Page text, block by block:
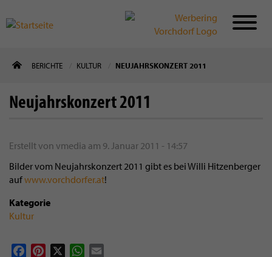
zum
BERICHTE KULTUR NEUJAHRSKONZERT 2011
Neujahrskonzert 2011
Erstellt von vmedia am 9. Januar 2011 - 14:57
Bilder vom Neujahrskonzert 2011 gibt es bei Willi Hitzenberger
aufwww.vorchdorfer.at!
Kategorie
Kultur
FacebookPinterest WhatsApp